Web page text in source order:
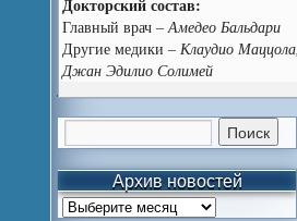
Докторский состав:
Главный врач –Амедео Бальдари
Другие медики –Клаудио
Джан Эдилио Солимей
Архив новостей